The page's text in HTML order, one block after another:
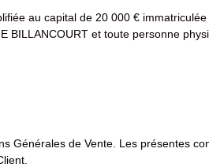
au capital de 20 000 €
BILLANCOURT et toute personne
Générales de Vente. Les présentes